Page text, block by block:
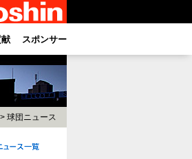
スポンサー
> 球団ニュース